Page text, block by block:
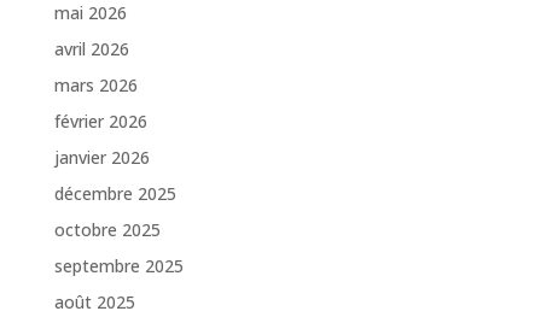
mai 2026
avril 2026
mars 2026
février 2026
janvier 2026
décembre 2025
octobre 2025
septembre 2025
août 2025